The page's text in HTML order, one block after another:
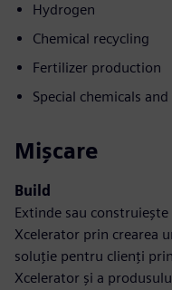
Hydrogen
Chemical recycling
Fertilizer production
Special chemicals
Mișcare
Build
Extinde sau
Xcelerator prin crearea
soluție pentru clienți
Xcelerator și a